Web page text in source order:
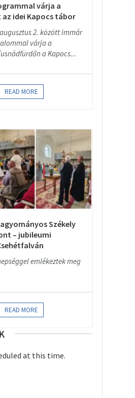
várja a
idei Kapocs tábor
2. között immár
várja a
a Kapocs...
READ MORE
Székely
– jubileumi
emlékeztek meg
READ MORE
at this time.